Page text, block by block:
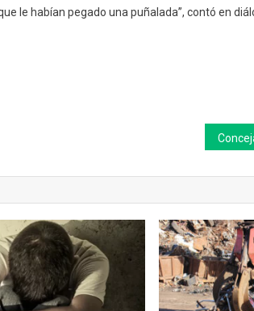
le habían pegado una puñalada”, contó en